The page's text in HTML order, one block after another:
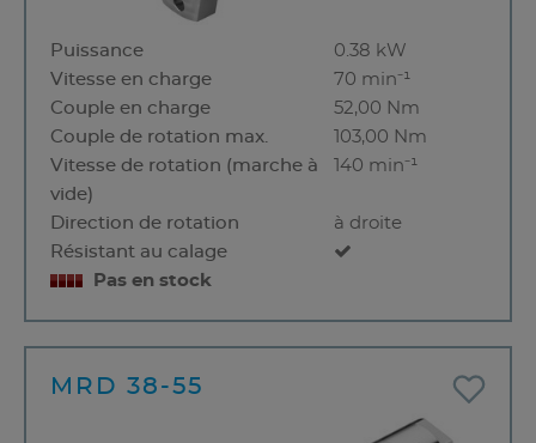
Puissance
0.38 kW
Vitesse en charge
70 min⁻¹
Couple en charge
52,00 Nm
Couple de rotation max.
103,00 Nm
Vitesse de rotation (marche à
vide)
140 min⁻¹
Direction de rotation
à droite
Résistant au calage
Pas en stock
MRD 38-55